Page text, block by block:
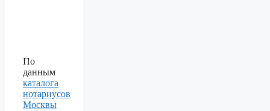
По
данным
каталога
нотариусов
Москвы